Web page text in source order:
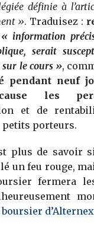
définie à
». Traduisez :
« information
serait
le cours »,
pendant neuf
les
et de
petits porteurs.
plus de savoir
un feu rouge,
fermera
boursier